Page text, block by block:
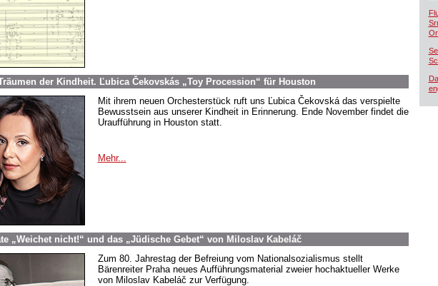
der Kindheit. Ľubica Čekovskás „Toy Procession“ für Houston
Mit ihrem neuen Orchesterstück ruft uns Ľubica Čekovská das verspielte
Bewusstsein aus unserer Kindheit in Erinnerung. Ende November findet die
Uraufführung in Houston statt.
Mehr...
„Weichet nicht!“ und das „Jüdische Gebet“ von Miloslav Kabeláč
Zum 80. Jahrestag der Befreiung vom Nationalsozialismus stellt
Bärenreiter Praha neues Aufführungsmaterial zweier hochaktueller Werke
von Miloslav Kabeláč zur Verfügung.